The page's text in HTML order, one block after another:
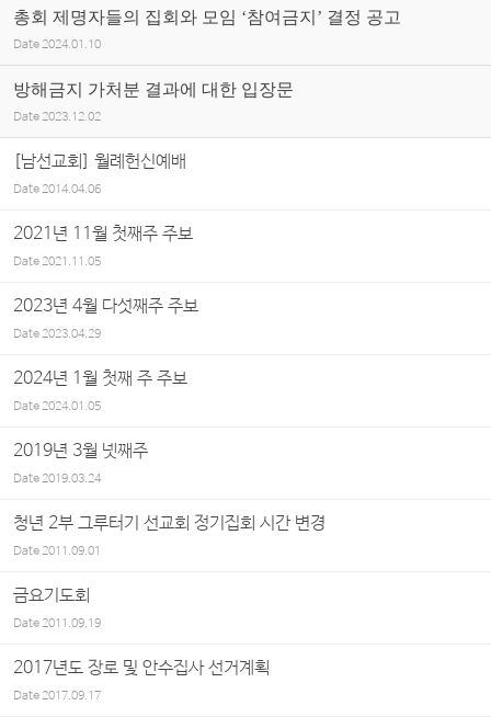
총회 제명자들의 집회와 모임 ‘참여금지’ 결정 공고
Date 2024.01.10
방해금지 가처분 결과에 대한 입장문
Date 2023.12.02
[남선교회] 월례헌신예배
Date2014.04.06
2021년 11월 첫째주 주보
Date2021.11.05
2023년 4월 다섯째주 주보
Date2023.04.29
2024년 1월 첫째 주 주보
Date2024.01.05
2019년 3월 넷째주
Date2019.03.24
청년 2부 그루터기 선교회 정기집회 시간 변경
Date2011.09.01
금요기도회
Date2011.09.19
2017년도 장로 및 안수집사 선거계획
Date2017.09.17